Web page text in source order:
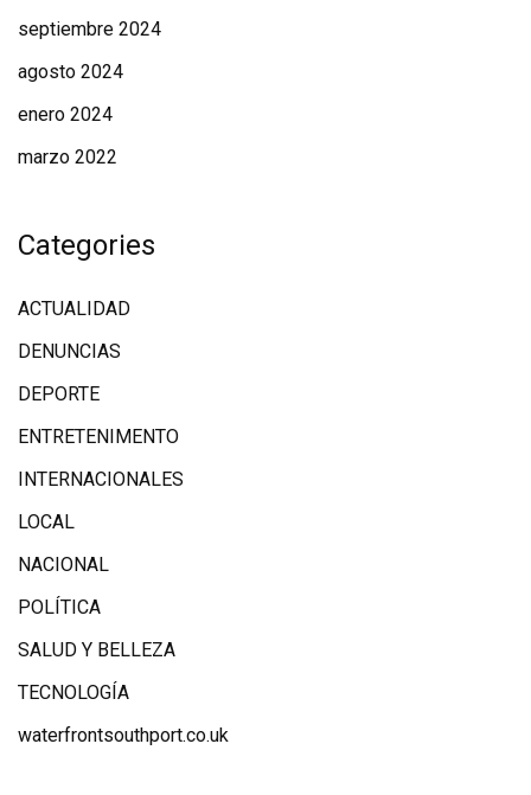
septiembre 2024
agosto 2024
enero 2024
marzo 2022
Categories
ACTUALIDAD
DENUNCIAS
DEPORTE
ENTRETENIMENTO
INTERNACIONALES
LOCAL
NACIONAL
POLÍTICA
SALUD Y BELLEZA
TECNOLOGÍA
waterfrontsouthport.co.uk